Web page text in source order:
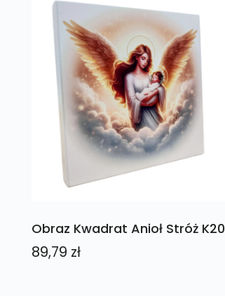
Obraz Kwadrat Anioł Stróż K20
89,79 zł